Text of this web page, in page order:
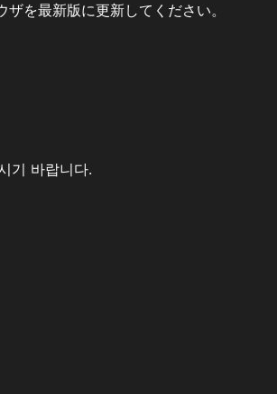
を最新版に更新してください。
기 바랍니다.